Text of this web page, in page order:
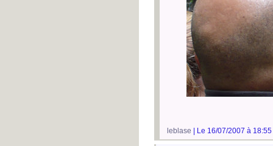
leblase | Le 16/07/2007 à